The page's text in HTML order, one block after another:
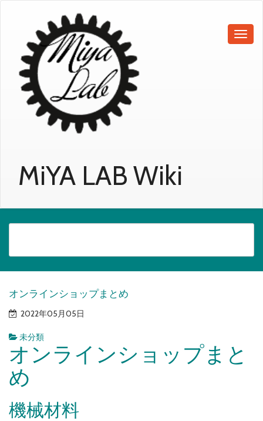
MiYA LAB Wiki
オンラインショップまとめ
2022年05月05日
未分類
オンラインショップまと
め
機械材料